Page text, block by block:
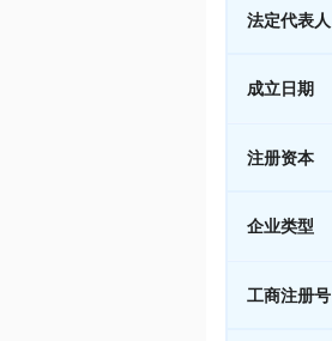
法定代表人
成立日期
注册资本
企业类型
工商注册号